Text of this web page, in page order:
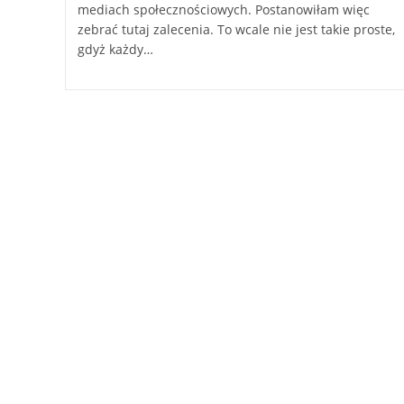
mediach społecznościowych. Postanowiłam więc
zebrać tutaj zalecenia. To wcale nie jest takie proste,
gdyż każdy…